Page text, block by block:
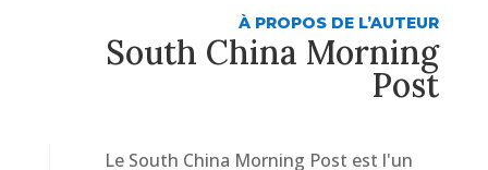
À PROPOS DE L’AUTEUR
South China Morning
Post
Le South China Morning Post est l'un